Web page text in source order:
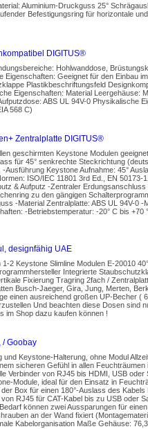
Aluminium-Druckguss 25°
Befestigungsring für horizontale
DIGITUS®
Hohlwanddose,
Eigenschaften: Geeignet für den Einbau
Plastikbeschriftungsfeld
Eigenschaften: Material Leergehäuse:
ABS UL 94V-0 Physikalische
568 C)
Zentralplatte DIGITUS®
geschirmten Keystone Modulen
für 45° senkrechte Steckrichtung
Keystone Aufnahme: 45°
ISO/IEC 11801 3rd Ed., EN 50173-
& Aufputz -Zentraler
zu den gängigen
-Material Zentralplatte: ABS UL 94V-0 -
-Betriebstemperatur: -20° C bis +70
designfähig UAE
2 Keystone Slimline Modulen E-20010
Integrierte
Fixierung Tragring 2fach /
Busch-Jaeger, Gira, Jung, Merten,
einen ausreichend großen UP-Becher (
Und beachten diese Dosen sind
im Shop dazu kaufen können !
/ Goobay
Keystone-Halterung, ohne Modul
sicheren Gefühl in allen
Verbinder von RJ45 bis HDMI, USB
Module, ideal für den Einsatz in
Box für einen 180°-Auslass des
RJ45 für CAT-Kabel bis zu USB oder
können zwei Aussparungen für
an der Wand fixiert
Kabelorganisation Maße Gehäuse: